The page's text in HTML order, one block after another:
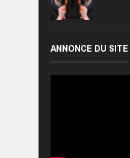
ANNONCE DU SITE